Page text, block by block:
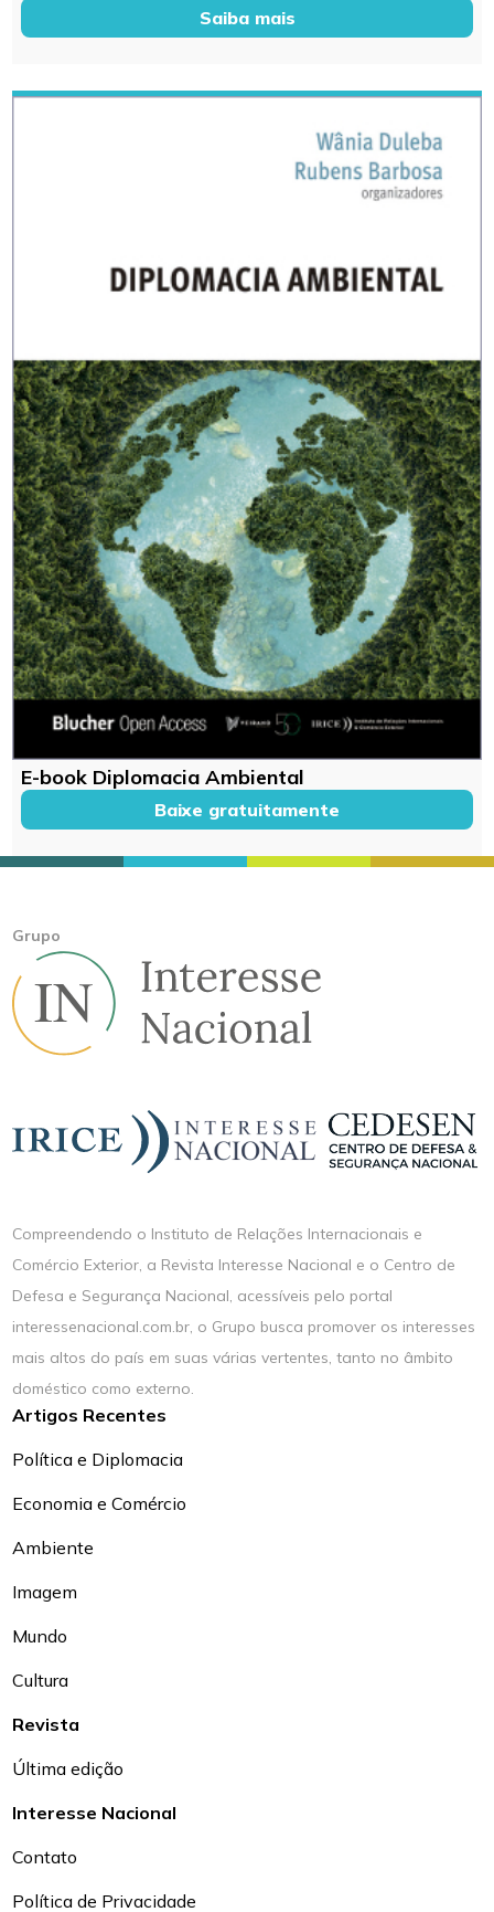
Saiba mais
E-book Diplomacia Ambiental
Baixe gratuitamente
Grupo
Compreendendo o Instituto de Relações Internacionais e
Comércio Exterior, a Revista Interesse Nacional e o Centro de
Defesa e Segurança Nacional, acessíveis pelo portal
interessenacional.com.br, o Grupo busca promover os interesses
mais altos do país em suas várias vertentes, tanto no âmbito
doméstico como externo.
Artigos Recentes
Política e Diplomacia
Economia e Comércio
Ambiente
Imagem
Mundo
Cultura
Revista
Última edição
Interesse Nacional
Contato
Política de Privacidade